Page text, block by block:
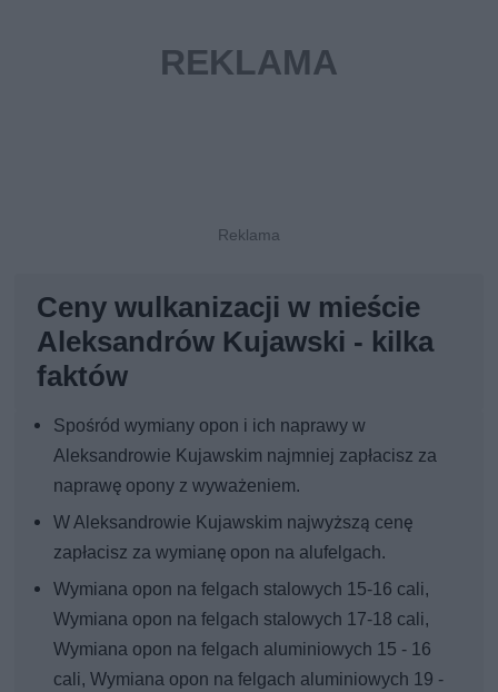
Ceny wulkanizacji w mieście
Aleksandrów Kujawski - kilka
faktów
Spośród wymiany opon i ich naprawy w
Aleksandrowie Kujawskim najmniej zapłacisz za
naprawę opony z wyważeniem.
W Aleksandrowie Kujawskim najwyższą cenę
zapłacisz za wymianę opon na alufelgach.
Wymiana opon na felgach stalowych 15-16 cali,
Wymiana opon na felgach stalowych 17-18 cali,
Wymiana opon na felgach aluminiowych 15 - 16
cali, Wymiana opon na felgach aluminiowych 19 -